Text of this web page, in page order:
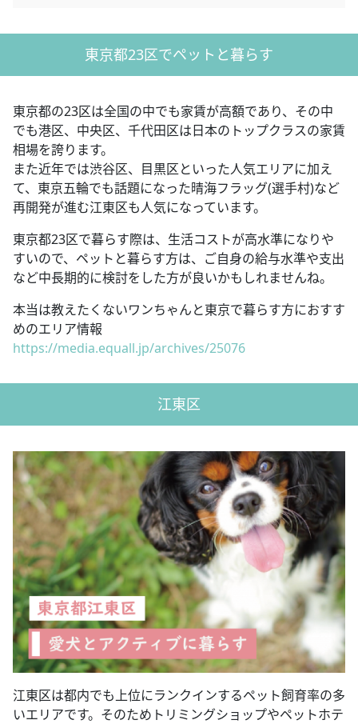
東京都23区でペットと暮らす
東京都の23区は全国の中でも家賃が高額であり、その中
でも港区、中央区、千代田区は日本のトップクラスの家賃
相場を誇ります。
また近年では渋谷区、目黒区といった人気エリアに加え
て、東京五輪でも話題になった晴海フラッグ(選手村)など
再開発が進む江東区も人気になっています。
東京都23区で暮らす際は、生活コストが高水準になりや
すいので、ペットと暮らす方は、ご自身の給与水準や支出
など中長期的に検討をした方が良いかもしれませんね。
本当は教えたくないワンちゃんと東京で暮らす方におすす
めのエリア情報
https://media.equall.jp/archives/25076
江東区
江東区は都内でも上位にランクインするペット飼育率の多
いエリアです。そのためトリミングショップやペットホテ